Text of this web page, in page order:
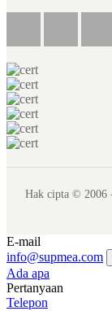
Hak cipta © 2006
E-mail
info@supmea.com
Ada apa
Pertanyaan
Telepon